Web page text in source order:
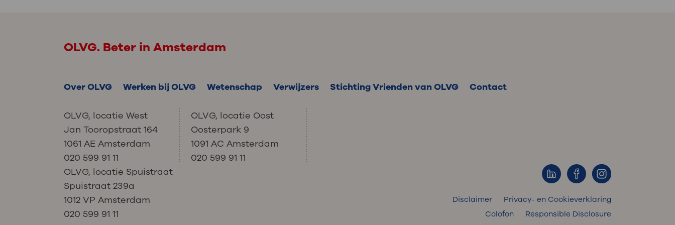
OLVG. Beter in Amsterdam
Over OLVG Werken bij OLVG Wetenschap Verwijzers Stichting Vrienden van OLVG Contact
OLVG, locatie West
Jan Tooropstraat 164
1061 AE Amsterdam
020 599 91 11
OLVG, locatie Oost
Oosterpark 9
1091 AC Amsterdam
020 599 91 11
OLVG, locatie Spuistraat
Spuistraat 239a
1012 VP Amsterdam
020 599 91 11
Disclaimer
Privacy- en Cookieverklaring
Colofon
Responsible Disclosure